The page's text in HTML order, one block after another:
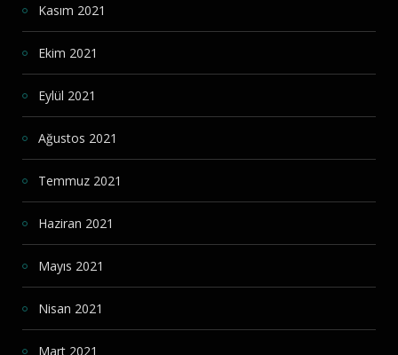
Kasım 2021
Ekim 2021
Eylül 2021
Ağustos 2021
Temmuz 2021
Haziran 2021
Mayıs 2021
Nisan 2021
Mart 2021